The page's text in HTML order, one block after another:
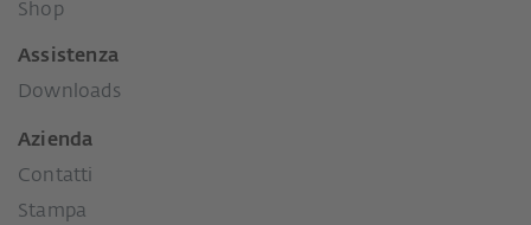
Shop
Assistenza
Downloads
Azienda
Contatti
Stampa